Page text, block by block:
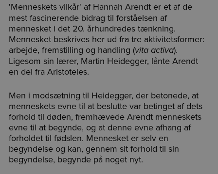
'Menneskets vilkår' af Hannah Arendt er et af de
mest fascinerende bidrag til forståelsen af
mennesket i det 20. århundredes tænkning.
Mennesket beskrives her ud fra tre aktivitetsformer:
arbejde, fremstilling og handling (vita activa).
Ligesom sin lærer, Martin Heidegger, lånte Arendt
en del fra Aristoteles.
Men i modsætning til Heidegger, der betonede, at
menneskets evne til at beslutte var betinget af dets
forhold til døden, fremhævede Arendt menneskets
evne til at begynde, og at denne evne afhang af
forholdet til fødslen. Mennesket er selv en
begyndelse og kan, gennem sit forhold til sin
begyndelse, begynde på noget nyt.